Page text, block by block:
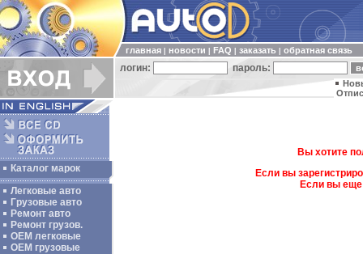
главная новости FAQ заказать обратная связь
логин: пароль:
Каталог марок
Легковые авто
Грузовые авто
Ремонт авто
Ремонт грузов.
ОЕМ легковые
OEM грузовые
Вы хотите
Если вы
Если вы еще